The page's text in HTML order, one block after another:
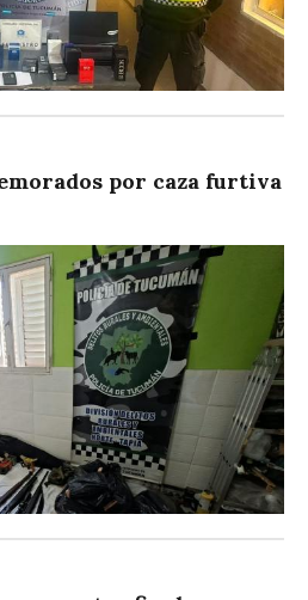
por caza furtiva